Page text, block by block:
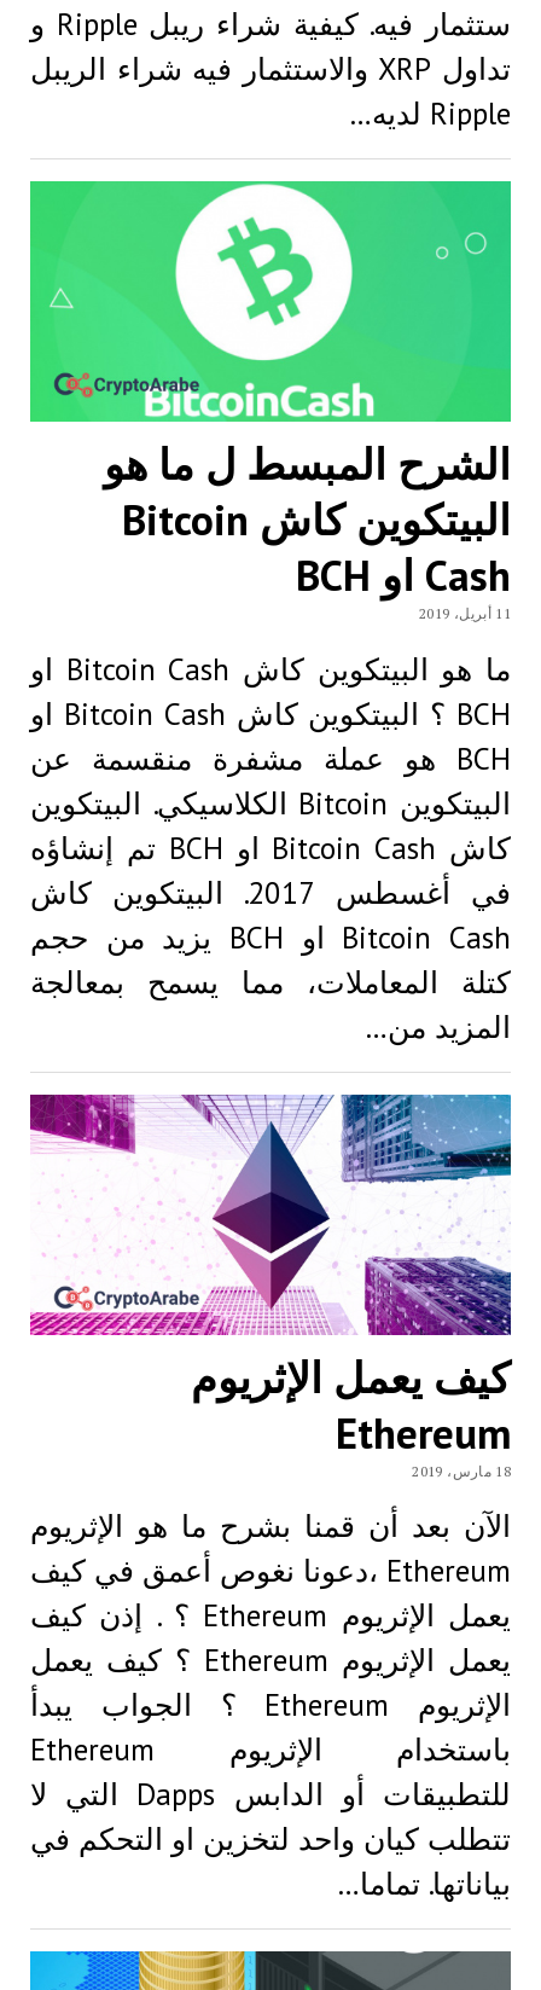
ستثمار فيه. كيفية شراء ريبل Ripple و
تداول XRP والاستثمار فيه شراء الريبل
Ripple لديه…
الشرح المبسط ل ما هو
البيتكوين كاش Bitcoin
Cash او BCH
11 أبريل، 2019
ما هو البيتكوين كاش Bitcoin Cash او
BCH ؟ البيتكوين كاش Bitcoin Cash او
BCH هو عملة مشفرة منقسمة عن
البيتكوين Bitcoin الكلاسيكي. البيتكوين
كاش Bitcoin Cash او BCH تم إنشاؤه
في أغسطس 2017. البيتكوين كاش
Bitcoin Cash او BCH يزيد من حجم
كتلة المعاملات، مما يسمح بمعالجة
المزيد من…
كيف يعمل الإثريوم
Ethereum
18 مارس، 2019
الآن بعد أن قمنا بشرح ما هو الإثريوم
Ethereum ،دعونا نغوص أعمق في كيف
يعمل الإثريوم Ethereum ؟ . إذن كيف
يعمل الإثريوم Ethereum ؟ كيف يعمل
الإثريوم Ethereum ؟ الجواب يبدأ
باستخدام الإثريوم Ethereum
للتطبيقات أو الدابس Dapps التي لا
تتطلب كيان واحد لتخزين او التحكم في
بياناتها. تماما…